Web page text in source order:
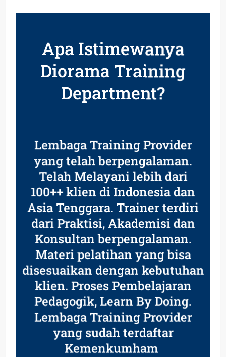
Apa Istimewanya
Diorama Training
Department?
Lembaga Training Provider
yang telah berpengalaman.
Telah Melayani lebih dari
100++ klien di Indonesia dan
Asia Tenggara. Trainer terdiri
dari Praktisi, Akademisi dan
Konsultan berpengalaman.
Materi pelatihan yang bisa
disesuaikan dengan kebutuhan
klien. Proses Pembelajaran
Pedagogik, Learn By Doing.
Lembaga Training Provider
yang sudah terdaftar
Kemenkumham